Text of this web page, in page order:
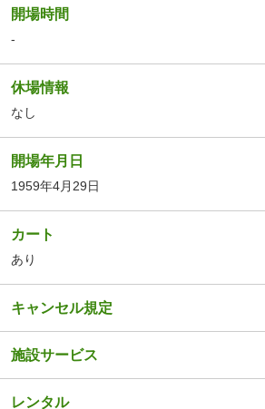
開場時間
-
休場情報
なし
開場年月日
1959年4月29日
カート
あり
キャンセル規定
施設サービス
レンタル